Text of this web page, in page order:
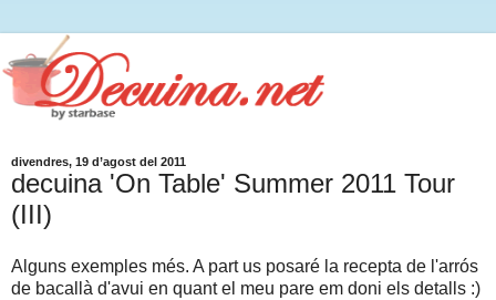
divendres, 19 d’agost del 2011
decuina 'On Table' Summer 2011 Tour
(III)
Alguns exemples més. A part us posaré la recepta de l'arrós
de bacallà d'avui en quant el meu pare em doni els detalls :)